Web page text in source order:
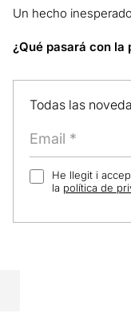
Un hecho
¿Qué pasará con la
Todas las
He llegit i
la política de